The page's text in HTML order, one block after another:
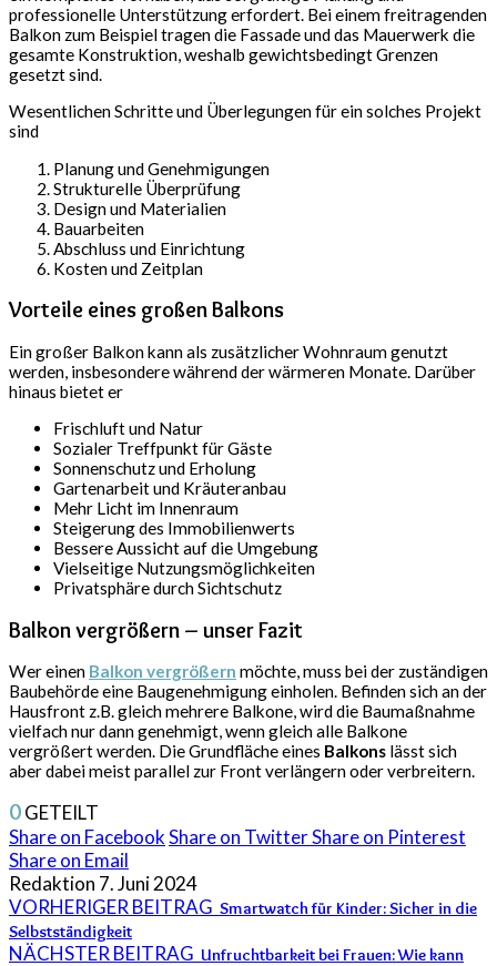
professionelle Unterstützung erfordert. Bei einem freitragenden
Balkon zum Beispiel tragen die Fassade und das Mauerwerk die
gesamte Konstruktion, weshalb gewichtsbedingt Grenzen
gesetzt sind.
Wesentlichen Schritte und Überlegungen für ein solches Projekt
sind
Planung und Genehmigungen
Strukturelle Überprüfung
Design und Materialien
Bauarbeiten
Abschluss und Einrichtung
Kosten und Zeitplan
Vorteile eines großen Balkons
Ein großer Balkon kann als zusätzlicher Wohnraum genutzt
werden, insbesondere während der wärmeren Monate. Darüber
hinaus bietet er
Frischluft und Natur
Sozialer Treffpunkt für Gäste
Sonnenschutz und Erholung
Gartenarbeit und Kräuteranbau
Mehr Licht im Innenraum
Steigerung des Immobilienwerts
Bessere Aussicht auf die Umgebung
Vielseitige Nutzungsmöglichkeiten
Privatsphäre durch Sichtschutz
Balkon vergrößern – unser Fazit
Wer einen Balkon vergrößern möchte, muss bei der zuständigen
Baubehörde eine Baugenehmigung einholen. Befinden sich an der
Hausfront z.B. gleich mehrere Balkone, wird die Baumaßnahme
vielfach nur dann genehmigt, wenn gleich alle Balkone
vergrößert werden. Die Grundfläche eines Balkons lässt sich
aber dabei meist parallel zur Front verlängern oder verbreitern.
0GETEILT
Share on FacebookShare on TwitterShare on Pinterest
Share on Email
Redaktion 7. Juni 2024
VORHERIGER BEITRAG Smartwatch für Kinder: Sicher in die
Selbstständigkeit
NÄCHSTER BEITRAG Unfruchtbarkeit bei Frauen: Wie kann